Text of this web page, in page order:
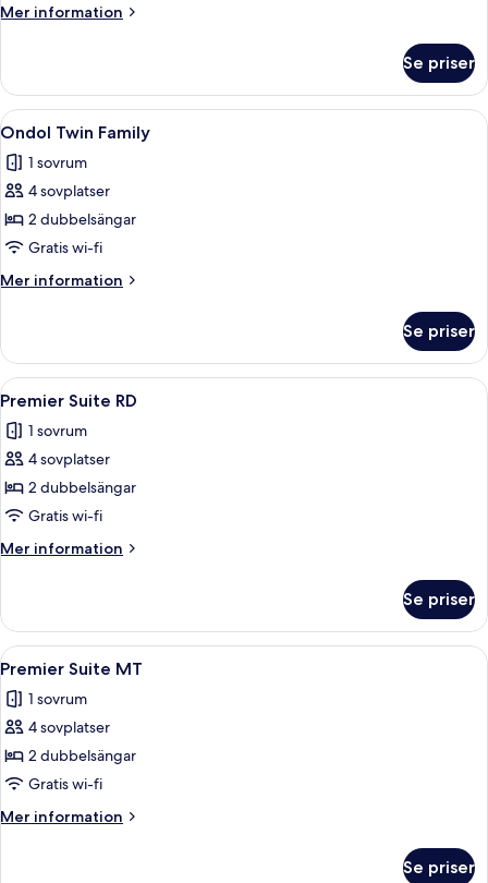
Mer information
Mer
Triple
Se priser
Öppna
alla
foton
för
Ondol
Twin
Family
Ett hotellrum med två sängar, en
1
Ondol Twin Family
1 sovrum
4 sovplatser
2 dubbelsängar
Gratis wi-fi
Mer information
Mer
Twin
Family
Se priser
Öppna
alla
foton
för
Premier
Suite
RD
Ett hotellrum med två sängar, en
4
Premier Suite RD
1 sovrum
4 sovplatser
2 dubbelsängar
Gratis wi-fi
Mer information
Mer
Suite
RD
Se priser
Öppna
alla
foton
för
Premier
Suite
MT
Ett modernt hotellrum med två
3
Premier Suite MT
1 sovrum
4 sovplatser
2 dubbelsängar
Gratis wi-fi
Mer information
Mer
Se priser